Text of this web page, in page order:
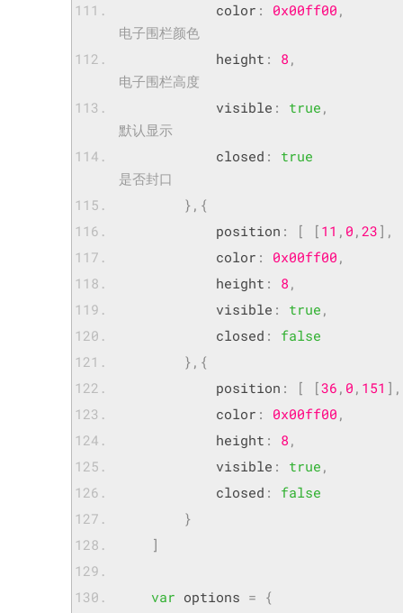
			color
: 0x00ff00 ,
电子围栏颜色
			height
: 8 ,
电子围栏高度
			visible
: true ,
默认显示
			closed
:
true
是否封口
},{
			position
: [ [ 11 , 0 ,23 ],
			color
: 0x00ff00 ,
			height
: 8 ,
			visible
: true ,
			closed
:
false
},{
			position
: [ [36 , 0 , 151 ],
			color
: 0x00ff00 ,
			height
: 8 ,
			visible
: true ,
			closed
:
false
}
]
var options = {